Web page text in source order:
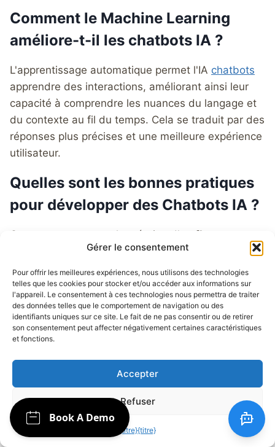
Gérer le consentement
Pour offrir les meilleures expériences, nous utilisons des technologies
telles que les cookies pour stocker et/ou accéder aux informations sur
l'appareil. Le consentement à ces technologies nous permettra de traiter
des données telles que le comportement de navigation ou des
identifiants uniques sur ce site. Le fait de ne pas consentir ou de retirer
son consentement peut affecter négativement certaines caractéristiques
et fonctions.
Accepter
Refuser
{titre}{titre}
Comment le Machine Learning
améliore-t-il les chatbots IA ?
L'apprentissage automatique permet l'IA chatbots
apprendre des interactions, améliorant ainsi leur
capacité à comprendre les nuances du langage et
du contexte au fil du temps. Cela se traduit par des
réponses plus précises et une meilleure expérience
utilisateur.
Quelles sont les bonnes pratiques
pour développer des Chatbots IA ?
Concentrez-vous sur la création d'un flux
conversationnel naturel, assurer des réponses
rapides et pertinentes, prioriserconfidentialité
des utilisateurs et sécurité des données,
recueillez continuellement les commentaires des
utilisateurs pour des améliorations et restez
informé desdernières avancées de l'IApour
Pourquoi devrais-je utiliser un
Chatbot IA pour mon entreprise ?
IA
peut améliorer considérablement le